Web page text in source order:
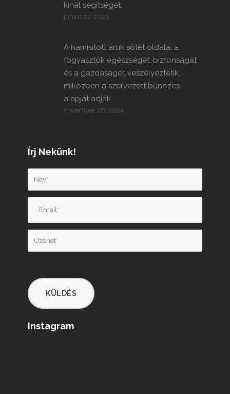
kínál segítséget.
június 27, 2023
A hamisított áruk sötét oldala: a
fogyasztók egészségét, biztonságát
és a gazdaságot veszélyeztetik,
miközben a szervezett bűnözés
alapját adják
november 26, 2024
Írj Nekünk!
Instagram